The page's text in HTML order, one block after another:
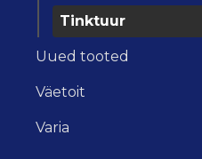
Tinktuur
Uued tooted
Väetoit
Varia